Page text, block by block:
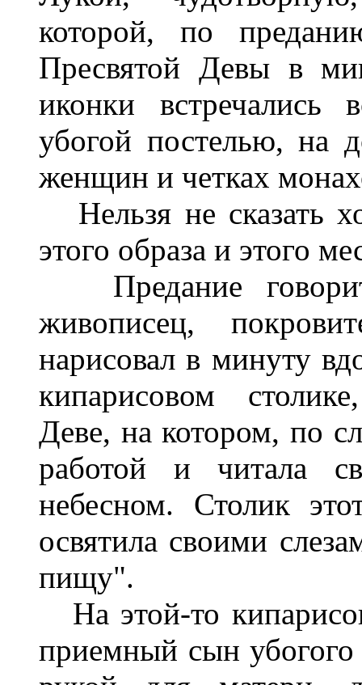
которой, по
Пресвятой Девы в
иконки
убогой постелью, на
женщин и четках
Нельзя не сказать
этого образа и этого
Предание
живописец,
нарисовал в минуту
кипарисовом
Деве, на котором, по
работой и читала
небесном. Столик
освятила своими
пищу".
На этой-то
приемный сын убогого